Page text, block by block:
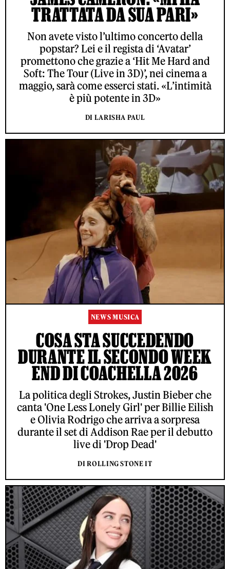
TRATTATA DA SUA PARI»
Non avete visto l’ultimo concerto della
popstar? Lei e il regista di ‘Avatar’
promettono che grazie a ‘Hit Me Hard and
Soft: The Tour (Live in 3D)’, nei cinema a
maggio, sarà come esserci stati. «L’intimità
è più potente in 3D»
DI LARISHA PAUL
NEWS MUSICA
COSA STA SUCCEDENDO
DURANTE IL SECONDO WEEK
END DI COACHELLA 2026
La politica degli Strokes, Justin Bieber che
canta 'One Less Lonely Girl' per Billie Eilish
e Olivia Rodrigo che arriva a sorpresa
durante il set di Addison Rae per il debutto
live di 'Drop Dead'
DI ROLLING STONE IT